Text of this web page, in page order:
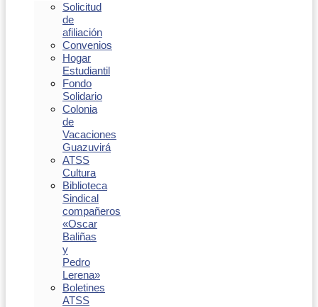
Solicitud
de
afiliación
Convenios
Hogar
Estudiantil
Fondo
Solidario
Colonia
de
Vacaciones
Guazuvirá
ATSS
Cultura
Biblioteca
Sindical
compañeros
«Oscar
Baliñas
y
Pedro
Lerena»
Boletines
ATSS